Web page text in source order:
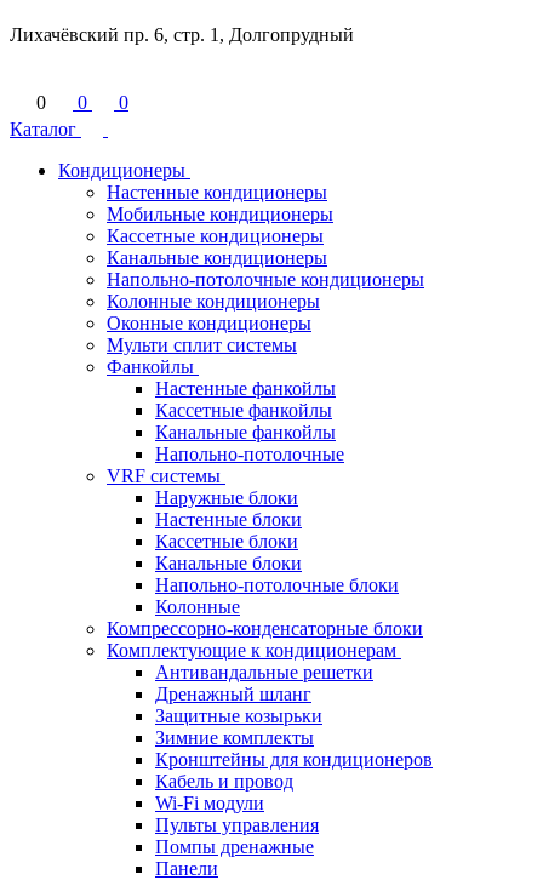
Лихачёвский пр. 6, стр. 1, Долгопрудный
0 0
0
Каталог
Кондиционеры
Настенные кондиционеры
Мобильные кондиционеры
Кассетные кондиционеры
Канальные кондиционеры
Напольно-потолочные кондиционеры
Колонные кондиционеры
Оконные кондиционеры
Мульти сплит системы
Фанкойлы
Настенные фанкойлы
Кассетные фанкойлы
Канальные фанкойлы
Напольно-потолочные
VRF системы
Наружные блоки
Настенные блоки
Кассетные блоки
Канальные блоки
Напольно-потолочные блоки
Колонные
Компрессорно-конденсаторные блоки
Комплектующие к кондиционерам
Антивандальные решетки
Дренажный шланг
Защитные козырьки
Зимние комплекты
Кронштейны для кондиционеров
Кабель и провод
Wi-Fi модули
Пульты управления
Помпы дренажные
Панели